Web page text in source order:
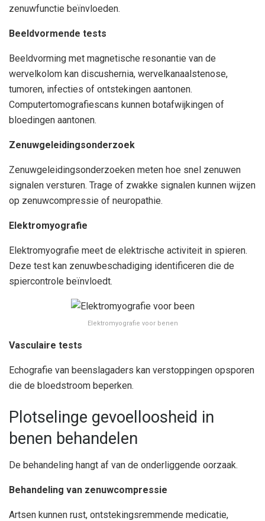
zenuwfunctie beïnvloeden.
Beeldvormende tests
Beeldvorming met magnetische resonantie van de
wervelkolom kan discushernia, wervelkanaalstenose,
tumoren, infecties of ontstekingen aantonen.
Computertomografiescans kunnen botafwijkingen of
bloedingen aantonen.
Zenuwgeleidingsonderzoek
Zenuwgeleidingsonderzoeken meten hoe snel zenuwen
signalen versturen. Trage of zwakke signalen kunnen wijzen
op zenuwcompressie of neuropathie.
Elektromyografie
Elektromyografie meet de elektrische activiteit in spieren.
Deze test kan zenuwbeschadiging identificeren die de
spiercontrole beïnvloedt.
Elektromyografie voor benen
Vasculaire tests
Echografie van beenslagaders kan verstoppingen opsporen
die de bloedstroom beperken.
Plotselinge gevoelloosheid in
benen behandelen
De behandeling hangt af van de onderliggende oorzaak.
Behandeling van zenuwcompressie
Artsen kunnen rust, ontstekingsremmende medicatie,